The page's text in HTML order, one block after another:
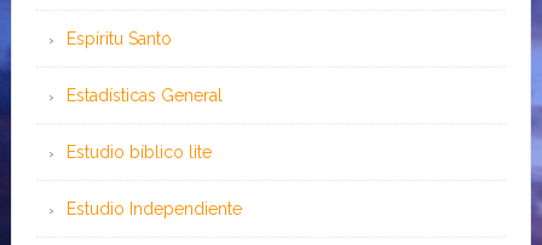
Espíritu Santo
Estadísticas General
Estudio bíblico lite
Estudio Independiente